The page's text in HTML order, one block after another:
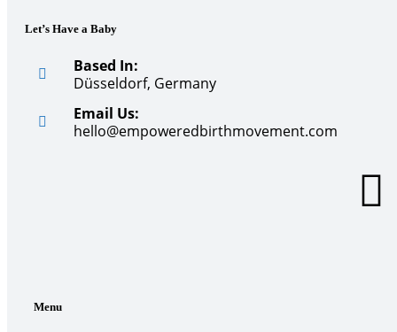
Let’s Have a Baby
Based In:
Düsseldorf, Germany
Email Us:
hello@empoweredbirthmovement.com
Menu